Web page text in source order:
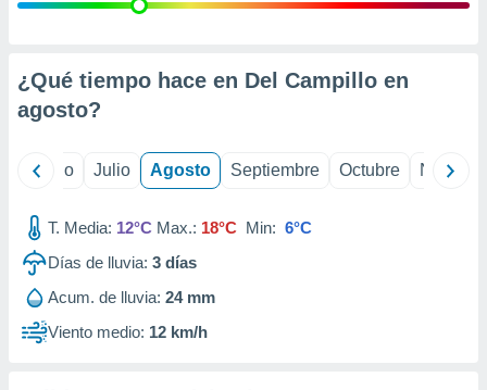
e
mediante
de
1199
¿Qué tiempo hace en Del Campillo en
agosto?
Junio Julio Agosto Septiembre Octubre
T. Media: 12°C Max.: 18°C Min: 6°C
Días de lluvia: 3 días
Acum. de lluvia: 24 mm
Viento medio: 12 km/h